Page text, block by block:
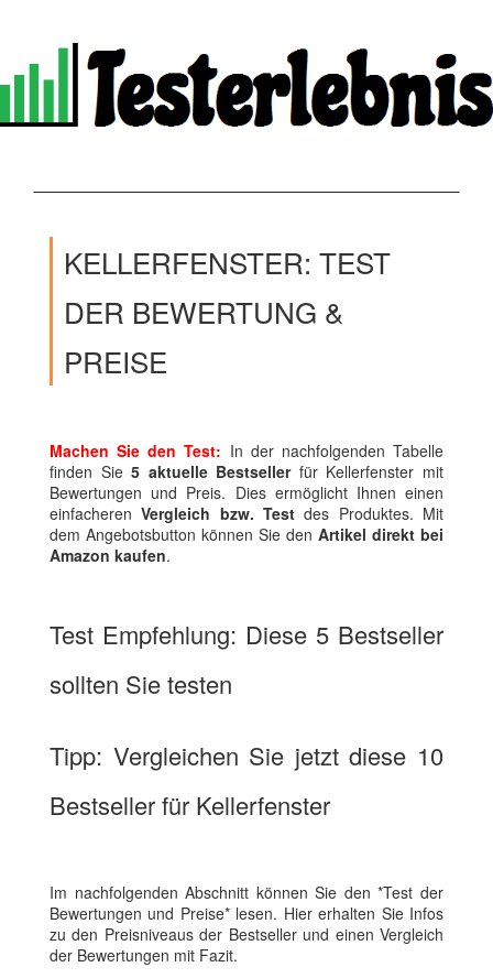
KELLERFENSTER: TEST
DER BEWERTUNG &
PREISE
Machen Sie den Test: In der nachfolgenden Tabelle
finden Sie5 aktuelle Bestsellerfür Kellerfenster mit
Bewertungen und Preis. Dies ermöglicht Ihnen einen
einfacherenVergleich bzw. Test des Produktes. Mit
dem Angebotsbutton können Sie den Artikel direkt bei
Amazon kaufen.
Test Empfehlung: Diese 5 Bestseller
sollten Sie testen
Tipp: Vergleichen Sie jetzt diese 10
Bestseller für Kellerfenster
Im nachfolgenden Abschnitt können Sie den *Test der
Bewertungen und Preise* lesen. Hier erhalten Sie Infos
zu den Preisniveaus der Bestseller und einen Vergleich
der Bewertungen mit Fazit.